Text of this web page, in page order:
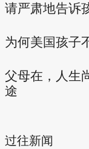
请严肃地告诉
为何美国孩子
父母在，人生
途
过往新闻